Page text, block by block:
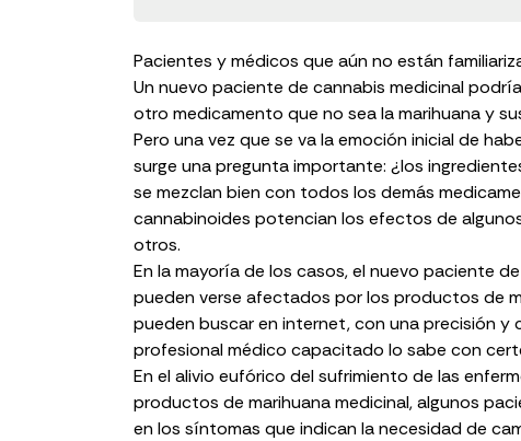
Pacientes y médicos que aún no están
Un nuevo paciente de cannabis medicinal
otro medicamento que no sea la marihuana y
Pero una vez que se va la emoción inicial de
surge una pregunta importante: ¿los
se mezclan bien con todos los demás
cannabinoides potencian los efectos de
otros.
En la mayoría de los casos, el nuevo paciente
pueden verse afectados por los productos de
pueden buscar en internet, con una precisión y
profesional médico capacitado lo sabe con
En el alivio eufórico del sufrimiento de las
productos de marihuana medicinal, algunos
en los síntomas que indican la necesidad de